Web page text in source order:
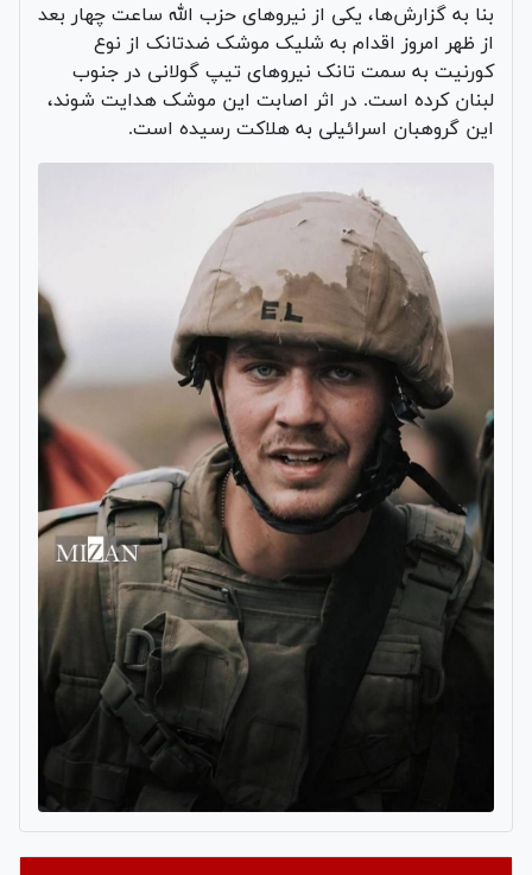
بنا به گزارش‌ها، یکی از نیروهای حزب الله ساعت چهار بعد
از ظهر امروز اقدام به شلیک موشک ضدتانک از نوع
کورنیت به سمت تانک نیروهای تیپ گولانی در جنوب
لبنان کرده است. در اثر اصابت این موشک هدایت شوند،
این گروهبان اسرائیلی به هلاکت رسیده است.